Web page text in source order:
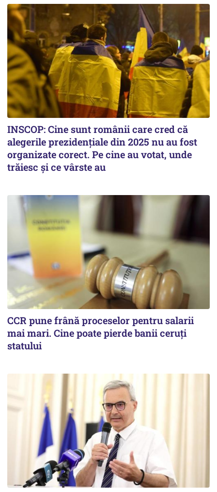
INSCOP: Cine sunt românii care cred că
alegerile prezidențiale din 2025 nu au fost
organizate corect. Pe cine au votat, unde
trăiesc și ce vârste au
CCR pune frână proceselor pentru salarii
mai mari. Cine poate pierde banii ceruți
statului